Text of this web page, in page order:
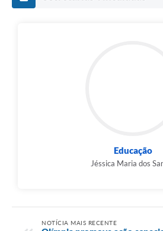
Educação
Jéssica Maria dos
NOTÍCIA MAIS RECENTE